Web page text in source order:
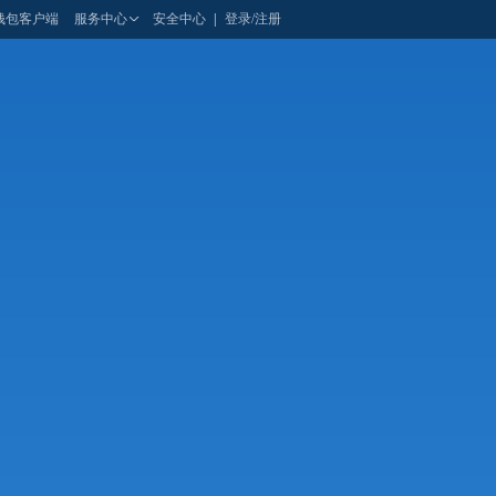
包客户端 服务中心 安全中心 登录/注册